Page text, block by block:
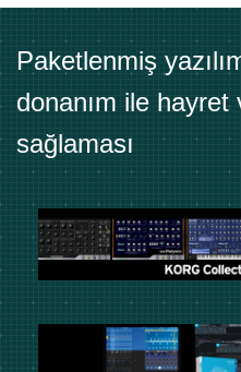
Paketlenmiş
donanım ile hayret
sağlaması